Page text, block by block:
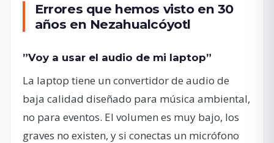
Errores que hemos visto en 30
años en Nezahualcóyotl
”Voy a usar el audio de mi laptop”
La laptop tiene un convertidor de audio de
baja calidad diseñado para música ambiental,
no para eventos. El volumen es muy bajo, los
graves no existen, y si conectas un micrófono